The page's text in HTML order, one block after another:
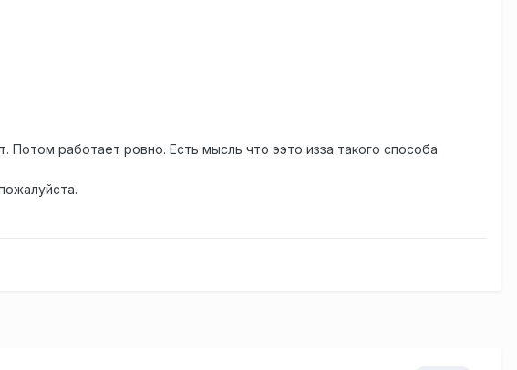
работает ровно. Есть мысль что ээто изза такого способа